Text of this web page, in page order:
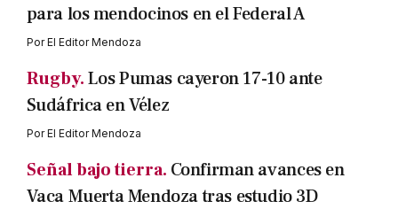
para los mendocinos en el Federal A
PorEl Editor Mendoza
Rugby.Los Pumas cayeron 17-10 ante
Sudáfrica en Vélez
PorEl Editor Mendoza
Señal bajo tierra. Confirman avances en
Vaca Muerta Mendoza tras estudio 3D